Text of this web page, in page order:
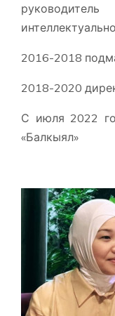
2016-2018
2018-2020
С июля 2022
«Балкыял»